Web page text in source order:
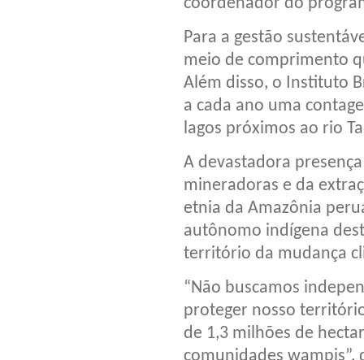
coordenador do
Para a gestão
meio de comprimento
Além disso, o Instituto
a cada ano uma
lagos próximos ao rio
A devastadora
mineradoras e da
etnia da Amazônia
autônomo indígena
território da mudança
“Não buscamos
proteger nosso
de 1,3 milhões de